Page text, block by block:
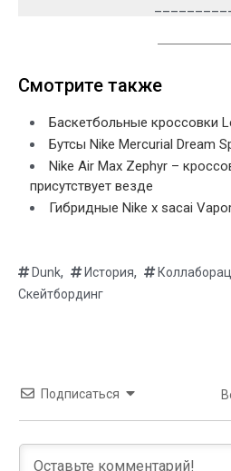
Смотрите также
Баскетбольные кроссовки
Бутсы Nike Mercurial Dream
Nike Air Max Zephyr –
присутствует везде
Гибридные Nike x sacai
Dunk, История,
Скейтбординг
Подписаться